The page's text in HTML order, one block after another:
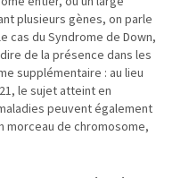
plusieurs gènes, on parle
cas du Syndrome de Down,
de la présence dans les
supplémentaire : au lieu
le sujet atteint en
peuvent également
morceau de chromosome,